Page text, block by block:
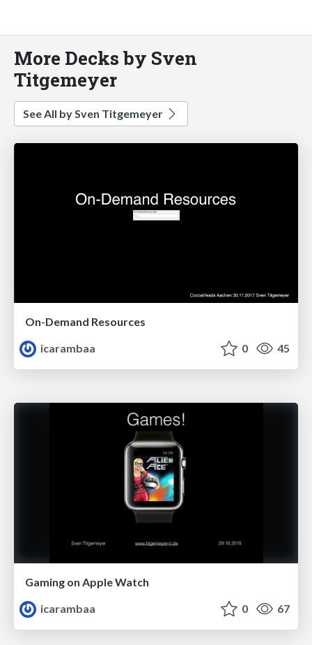
More Decks by Sven
Titgemeyer
See All by Sven Titgemeyer
On-Demand Resources
icarambaa
0 45
Gaming on Apple Watch
icarambaa
0 67